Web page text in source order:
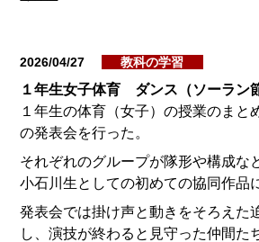
2026/04/27 教科の学習
１年生女子体育 ダンス（ソーラン
１年生の体育（女子）の授業のまと
の発表会を行った。
それぞれのグループが隊形や構成な
小石川生としての初めての協同作品
発表会では掛け声と動きをそろえた
し、演技が終わると見守った仲間た